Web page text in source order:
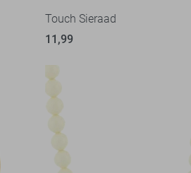
Touch Sieraad
11,99